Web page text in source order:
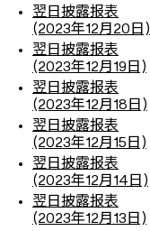
翌日披露报表
(2023年12月20日)
翌日披露报表
(2023年12月19日)
翌日披露报表
(2023年12月18日)
翌日披露报表
(2023年12月15日)
翌日披露报表
(2023年12月14日)
翌日披露报表
(2023年12月13日)